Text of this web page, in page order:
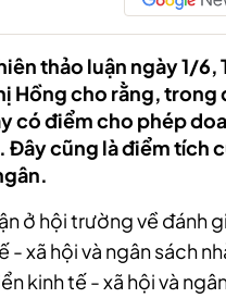
thảo luận ngày 1/6,
Hồng cho rằng, trong
có điểm cho phép
Đây cũng là điểm tích
ở hội trường về đánh
- xã hội và ngân sách
kinh tế - xã hội và